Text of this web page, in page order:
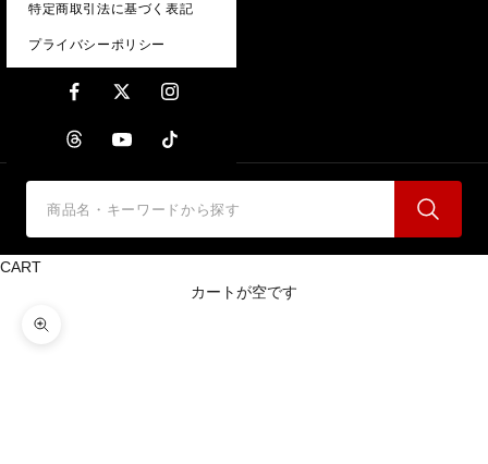
特定商取引法に基づく表記
プライバシーポリシー
CART
カートが空です
ズームイン